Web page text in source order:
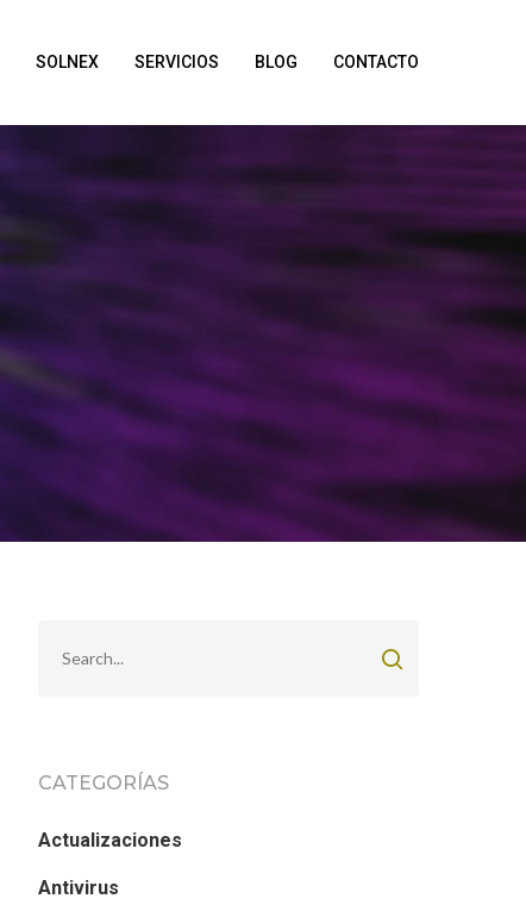
SOLNEX SERVICIOS BLOG CONTACTO
CATEGORÍAS
Actualizaciones
Antivirus